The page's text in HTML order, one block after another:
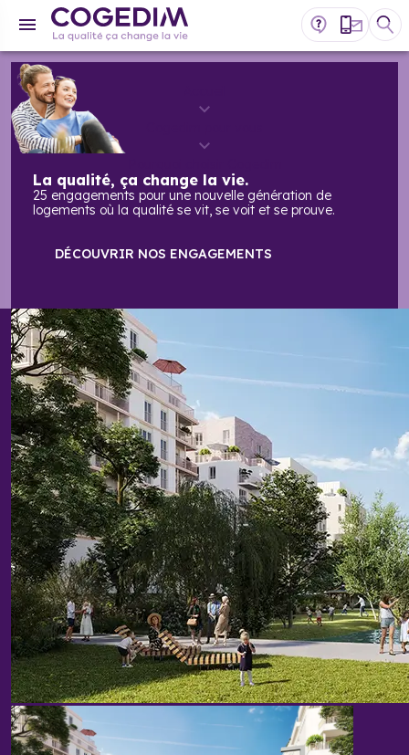
La qualité, ça change la vie.
25 engagements pour une nouvelle génération de
logements où la qualité se vit, se voit et se prouve.
DÉCOUVRIR NOS ENGAGEMENTS